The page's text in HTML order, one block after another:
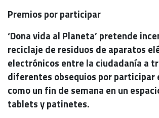
Premios por participar
‘Dona vida al Planeta’ pretende
reciclaje de residuos de aparatos
electrónicos entre la ciudadanía a
diferentes obsequios por participar
como un fin de semana en un
tablets y patinetes.